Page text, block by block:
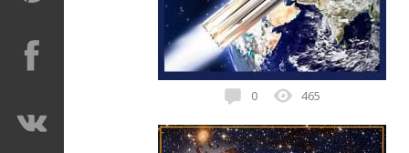
0 465
12 апреля ♦ анимации